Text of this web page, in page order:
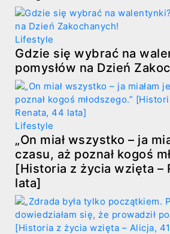
Lifestyle
Gdzie się wybrać na
pomysłów na Dzień
Lifestyle
„On miał wszystko – ja
czasu, aż poznał kogoś
[Historia z życia wzięta –
lata]